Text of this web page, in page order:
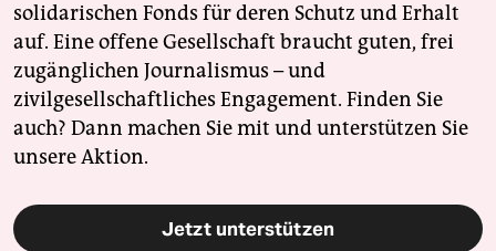
solidarischen Fonds für deren Schutz und Erhalt
auf. Eine offene Gesellschaft braucht guten, frei
zugänglichen Journalismus – und
zivilgesellschaftliches Engagement. Finden Sie
auch? Dann machen Sie mit und unterstützen Sie
unsere Aktion.
Jetzt unterstützen